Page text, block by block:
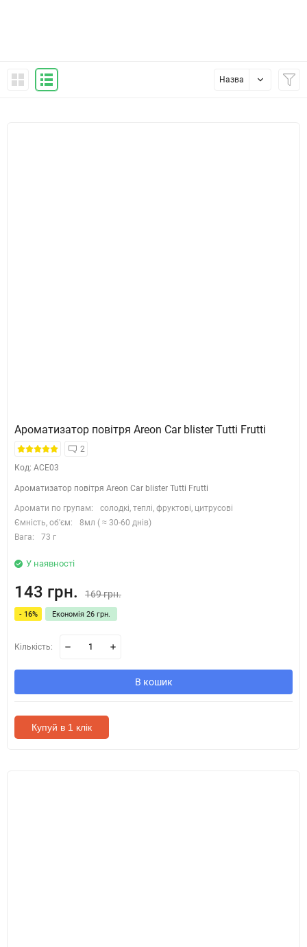
Назва
Ароматизатор повітря Areon Car blister Tutti Frutti
2
Код: ACE03
Ароматизатор повітря Areon Car blister Tutti Frutti
Аромати по групам:
солодкі, теплі, фруктові, цитрусові
Ємність, об'єм:
8мл ( ≈ 30-60 днів)
Вага:
73 г
У наявності
143 грн. 169 грн.
- 16% Економія 26 грн.
Кількість:
В кошик
Купуй в 1 клік